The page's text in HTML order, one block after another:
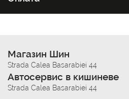
Магазин Шин
Strada Calea Basarabiei 44
Автосервис в кишиневе
Strada Calea Basarabiei 44